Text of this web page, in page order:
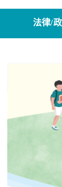
法律/